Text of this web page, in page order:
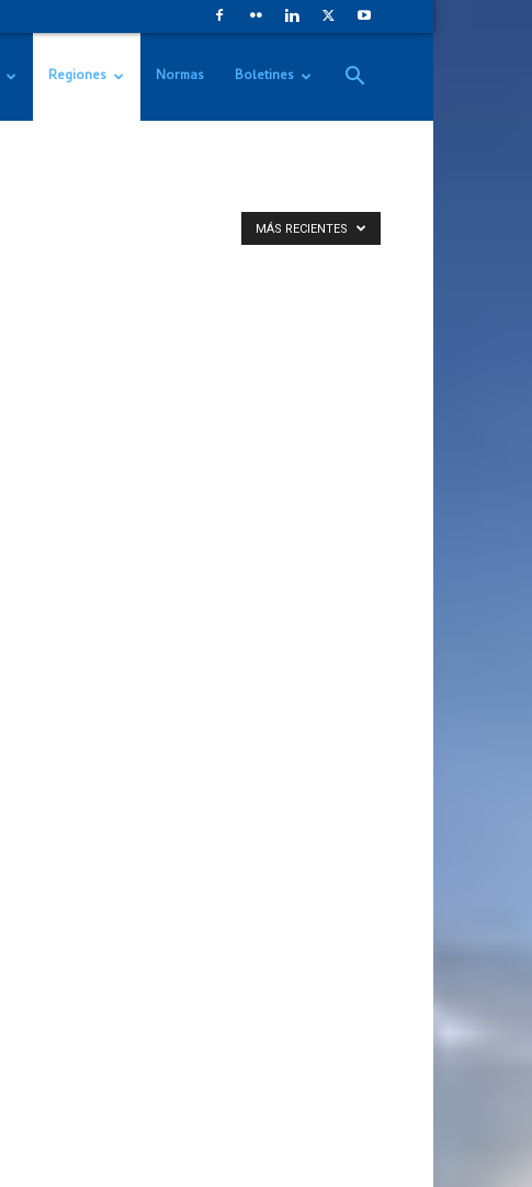
Regiones Normas Boletines
MÁS RECIENTES